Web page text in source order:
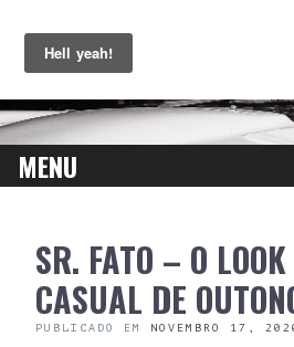
MENU
CONTENTSR. FATO – O
CASUAL DE
PUBLICADO EM NOVEMBRO 17,